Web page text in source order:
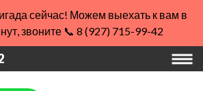
сейчас! Можем выехать к вам в
звоните 📞 8 (927) 715-99-42